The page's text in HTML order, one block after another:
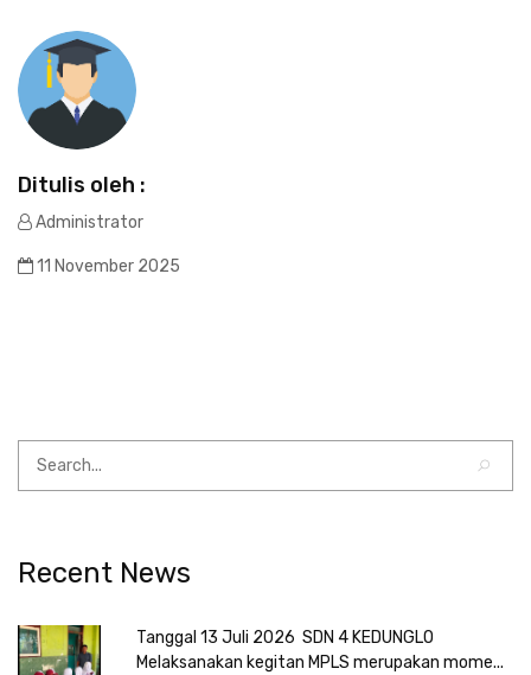
Ditulis oleh :
Administrator
11 November 2025
Recent News
Tanggal 13 Juli 2026 SDN 4 KEDUNGLO
Melaksanakan kegitan MPLS merupakan mome...